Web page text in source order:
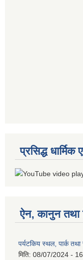
प्रसिद्ध
ऐन, कानुन तथा
पर्यटकिय स्थल, पार्क तथा
मिति: 08/07/2024 -